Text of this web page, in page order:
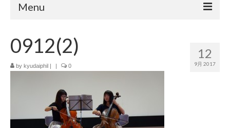
Menu
演奏会情報
九大フィルとは
九大フィルの歴史
12
9月 2017
0912(2)
by kyudaiphil 0